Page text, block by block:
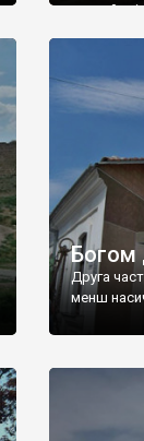
принаймні
Богом
Друга
менш